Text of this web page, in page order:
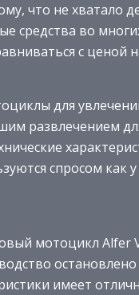
что не хватало
средства во
с ценой
для
развлечением
спросом как
мотоцикл Alfer
имеет